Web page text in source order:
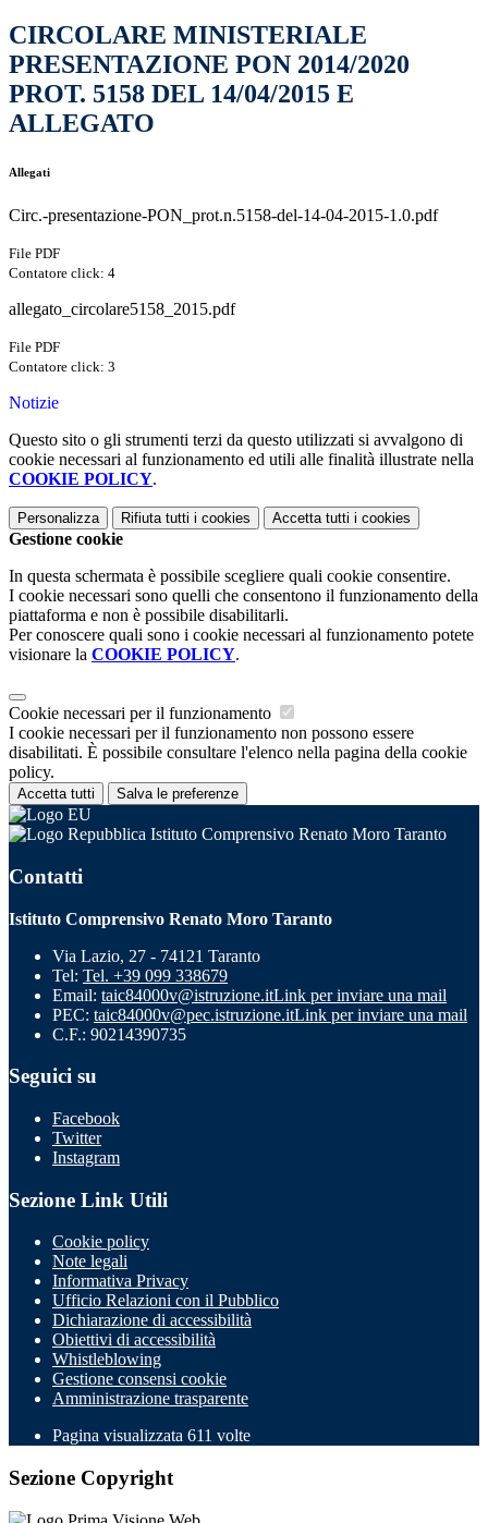
CIRCOLARE MINISTERIALE
PRESENTAZIONE PON 2014/2020
PROT. 5158 DEL 14/04/2015 E
ALLEGATO
Allegati
Circ.-presentazione-PON_prot.n.5158-del-14-04-2015-1.0.pdf
File PDF
Contatore click: 4
allegato_circolare5158_2015.pdf
File PDF
Contatore click: 3
Notizie
Questo sito o gli strumenti terzi da questo utilizzati si avvalgono di
cookie necessari al funzionamento ed utili alle finalità illustrate nella
COOKIE POLICY.
Personalizza Rifiuta tutti i cookies Accetta tutti i cookies
Gestione cookie
In questa schermata è possibile scegliere quali cookie consentire.
I cookie necessari sono quelli che consentono il funzionamento della
piattaforma e non è possibile disabilitarli.
Per conoscere quali sono i cookie necessari al funzionamento potete
visionare la COOKIE POLICY.
Cookie necessari per il funzionamento
I cookie necessari per il funzionamento non possono essere
disabilitati. È possibile consultare l'elenco nella pagina della cookie
policy.
Accetta tutti Salva le preferenze
Istituto Comprensivo Renato Moro Taranto
Contatti
Istituto Comprensivo Renato Moro Taranto
Via Lazio, 27 - 74121 Taranto
Tel: Tel. +39 099 338679
Email: taic84000v@istruzione.itLink per inviare una mail
PEC: taic84000v@pec.istruzione.itLink per inviare una mail
C.F.: 90214390735
Seguici su
Facebook
Twitter
Instagram
Sezione Link Utili
Cookie policy
Note legali
Informativa Privacy
Ufficio Relazioni con il Pubblico
Dichiarazione di accessibilità
Obiettivi di accessibilità
Whistleblowing
Gestione consensi cookie
Amministrazione trasparente
Pagina visualizzata 611 volte
Sezione Copyright